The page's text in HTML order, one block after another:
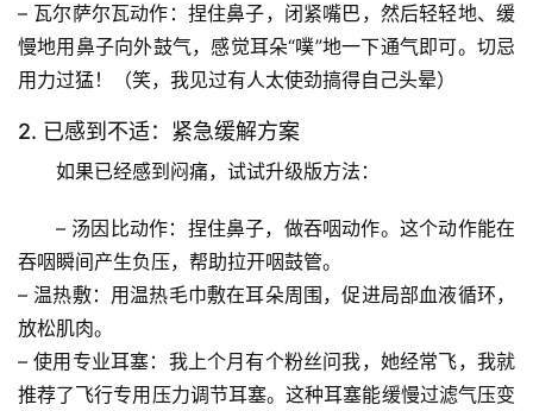
专
题
表
万
物
人
体
– 瓦尔萨尔瓦动作 ： 捏住鼻子，闭紧嘴巴，然后轻轻地、缓
慢地用鼻子向外鼓气，感觉耳朵“噗”地一下通气即可。 切忌
用力过猛！
（笑，我见过有人太使劲搞得自己头晕）
2. 已感到不适：紧急缓解方案
如果已经感到闷痛，试试升级版方法：
– 汤因比动作：捏住鼻子，做吞咽动作。这个动作能在
吞咽瞬间产生负压，帮助拉开咽鼓管。
– 温热敷：用温热毛巾敷在耳朵周围，促进局部血液循环，
放松肌肉。
– 使用专业耳塞：我上个月有个粉丝问我，她经常飞，我就
推荐了飞行专用压力调节耳塞。这种耳塞能缓慢过滤气压变